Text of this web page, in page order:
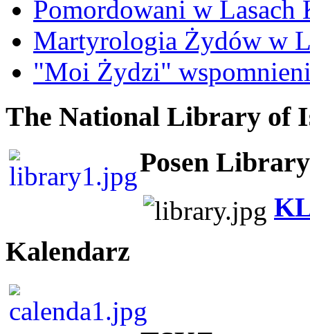
Pomordowani w Lasach
Martyrologia Żydów w
"Moi Żydzi"
The National Library of
Posen Library
Kalendarz